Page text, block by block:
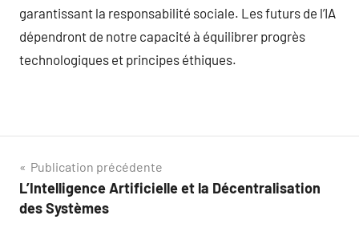
garantissant la responsabilité sociale. Les futurs de l’IA
dépendront de notre capacité à équilibrer progrès
technologiques et principes éthiques.
Navigation
de
Publication précédente
L’Intelligence Artificielle et la Décentralisation
des Systèmes